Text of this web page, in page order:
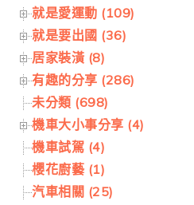
就是愛運動 (109)
就是要出國 (36)
居家裝潢 (8)
有趣的分享 (286)
未分類 (698)
機車大小事分享 (4)
機車試駕 (4)
櫻花廚藝 (1)
汽車相關 (25)